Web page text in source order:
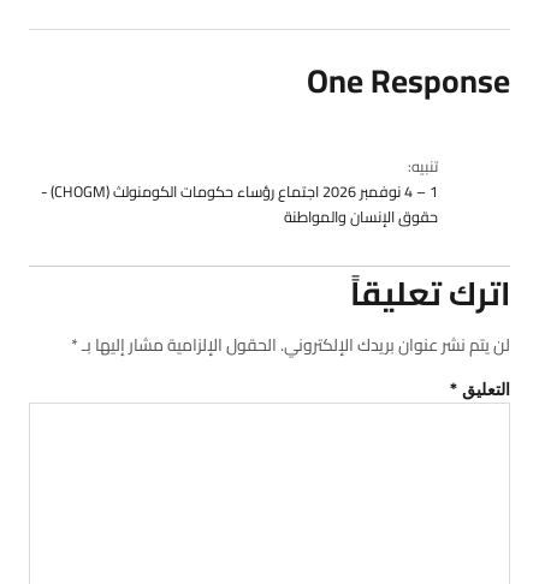
One Response
تنبيه:
1 – 4 نوفمبر 2026 اجتماع رؤساء حكومات الكومنولث (CHOGM) -
حقوق الإنسان والمواطنة
اترك تعليقاً
لن يتم نشر عنوان بريدك الإلكتروني.الحقول الإلزامية مشار إليها بـ*
التعليق *